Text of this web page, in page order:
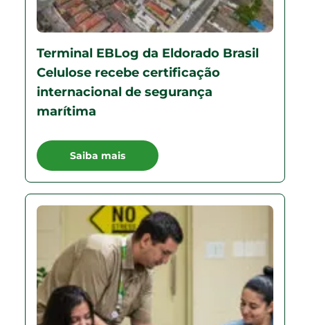
Terminal EBLog da Eldorado Brasil
Celulose recebe certificação
internacional de segurança
marítima
Saiba mais